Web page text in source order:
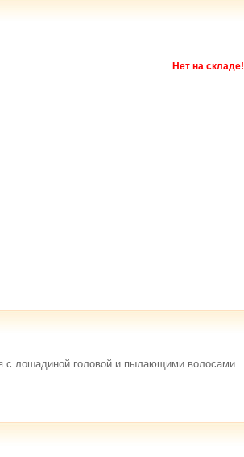
Нет на складе!
с лошадиной головой и пылающими волосами.